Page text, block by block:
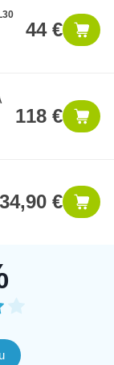
44 €
118 €
34,90 €